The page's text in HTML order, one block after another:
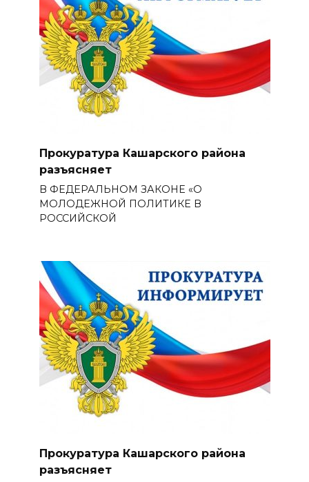
Прокуратура Кашарского района
разъясняет
В ФЕДЕРАЛЬНОМ ЗАКОНЕ «О
МОЛОДЕЖНОЙ ПОЛИТИКЕ В
РОССИЙСКОЙ
Прокуратура Кашарского района
разъясняет